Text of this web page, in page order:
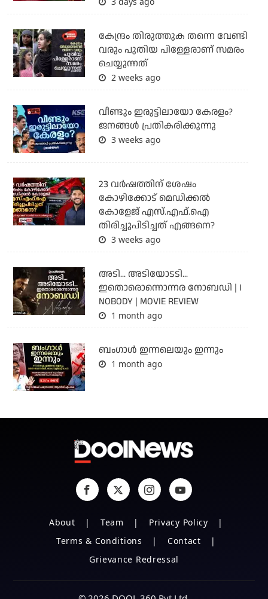
കേന്ദ്രം തിരുത്തുക തന്നെ വേണ്ടി
വരും പുതിയ പിള്ളേരാണ് സമരം
ചെയ്യുന്നത്
2 weeks ago
വീണ്ടും ഇരുട്ടിലായോ കേരളം?
ജനങ്ങൾ പ്രതികരിക്കുന്നു
3 weeks ago
23 വർഷത്തിന് ശേഷം
കോഴിക്കോട് മെഡിക്കൽ
കോളേജ് എസ്.എഫ്.ഐ
തിരിച്ചുപിടിച്ചത് എങ്ങനെ?
3 weeks ago
അടി... അടിയോടടി...
ഇതൊരൊന്നൊന്നര നോബഡി | I
NOBODY | MOVIE REVIEW
1 month ago
ബംഗാള്‍ ഇന്നലെയും ഇന്നും
1 month ago
About Team
Privacy Policy
Terms & Conditions
Contact
Grievance Redressal